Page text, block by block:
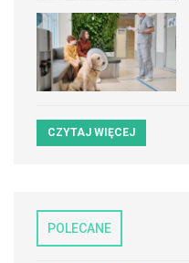
CZYTAJ WIĘCEJ
POLECANE